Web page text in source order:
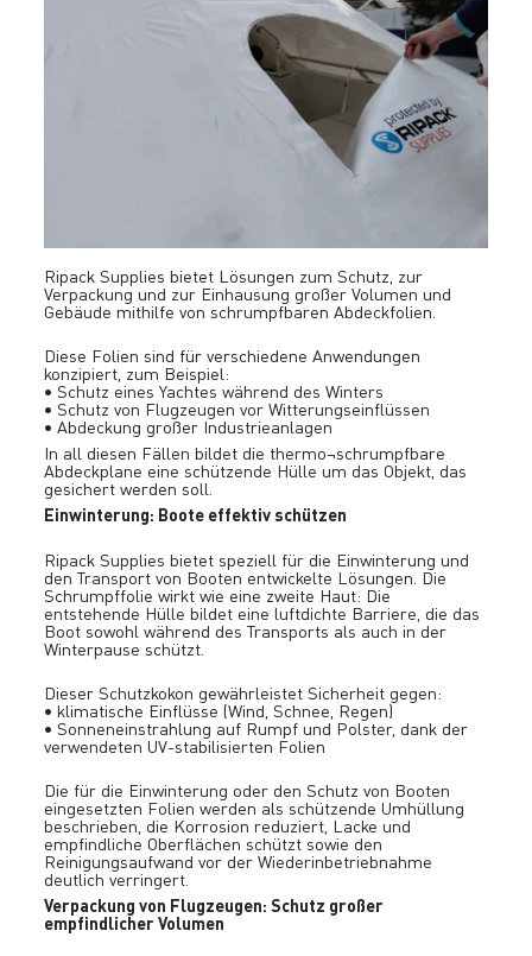
Ripack Supplies bietet Lösungen zum Schutz, zur
Verpackung und zur Einhausung großer Volumen und
Gebäude mithilfe von schrumpfbaren Abdeckfolien.
Diese Folien sind für verschiedene Anwendungen
konzipiert, zum Beispiel:
• Schutz eines Yachtes während des Winters
• Schutz von Flugzeugen vor Witterungseinflüssen
• Abdeckung großer Industrieanlagen
In all diesen Fällen bildet die thermo¬schrumpfbare
Abdeckplane eine schützende Hülle um das Objekt, das
gesichert werden soll.
Einwinterung: Boote effektiv schützen
Ripack Supplies bietet speziell für die Einwinterung und
den Transport von Booten entwickelte Lösungen. Die
Schrumpffolie wirkt wie eine zweite Haut: Die
entstehende Hülle bildet eine luftdichte Barriere, die das
Boot sowohl während des Transports als auch in der
Winterpause schützt.
Dieser Schutzkokon gewährleistet Sicherheit gegen:
• klimatische Einflüsse (Wind, Schnee, Regen)
• Sonneneinstrahlung auf Rumpf und Polster, dank der
verwendeten UV-stabilisierten Folien
Die für die Einwinterung oder den Schutz von Booten
eingesetzten Folien werden als schützende Umhüllung
beschrieben, die Korrosion reduziert, Lacke und
empfindliche Oberflächen schützt sowie den
Reinigungsaufwand vor der Wiederinbetriebnahme
deutlich verringert.
Verpackung von Flugzeugen: Schutz großer
empfindlicher Volumen